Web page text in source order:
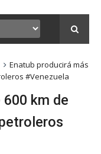
Enatub producirá más
#Venezuela
600 km de